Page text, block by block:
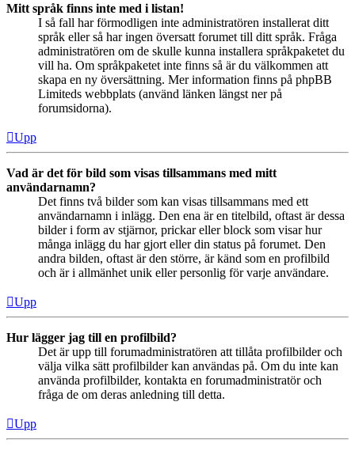
Mitt språk finns inte med i listan!
I så fall har förmodligen inte administratören installerat ditt
språk eller så har ingen översatt forumet till ditt språk. Fråga
administratören om de skulle kunna installera språkpaketet du
vill ha. Om språkpaketet inte finns så är du välkommen att
skapa en ny översättning. Mer information finns på phpBB
Limiteds webbplats (använd länken längst ner på
forumsidorna).
Upp
Vad är det för bild som visas tillsammans med mitt
användarnamn?
Det finns två bilder som kan visas tillsammans med ett
användarnamn i inlägg. Den ena är en titelbild, oftast är dessa
bilder i form av stjärnor, prickar eller block som visar hur
många inlägg du har gjort eller din status på forumet. Den
andra bilden, oftast är den större, är känd som en profilbild
och är i allmänhet unik eller personlig för varje användare.
Upp
Hur lägger jag till en profilbild?
Det är upp till forumadministratören att tillåta profilbilder och
välja vilka sätt profilbilder kan användas på. Om du inte kan
använda profilbilder, kontakta en forumadministratör och
fråga de om deras anledning till detta.
Upp